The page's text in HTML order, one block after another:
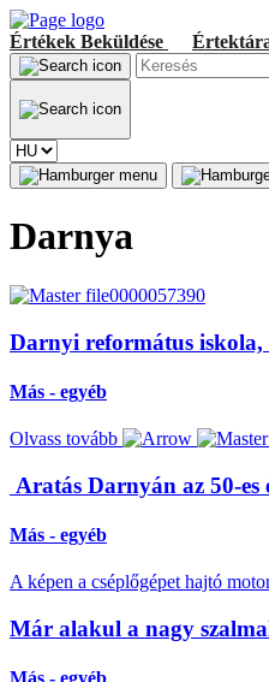
Értékek Beküldése
Darnya
Darnyi református iskola,
Más - egyéb
Olvass tovább
Aratás Darnyán az 50-es
Más - egyéb
A képen a cséplőgépet hajtó
Már alakul a nagy